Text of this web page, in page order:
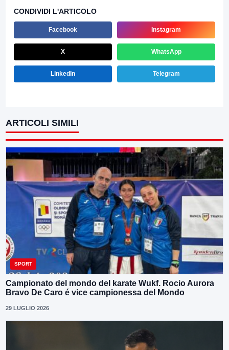
CONDIVIDI L'ARTICOLO
Facebook Instagram
X WhatsApp
LinkedIn Telegram
ARTICOLI SIMILI
SPORT
Campionato del mondo del karate Wukf. Rocio Aurora
Bravo De Caro é vice campionessa del Mondo
29 LUGLIO 2026